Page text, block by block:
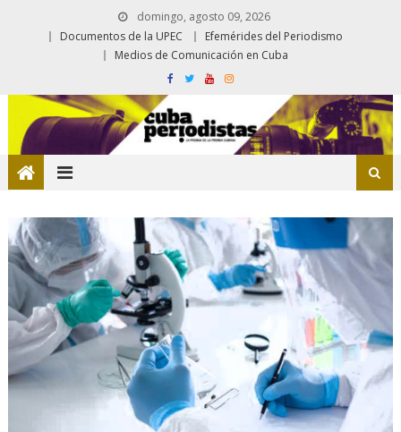
domingo, agosto 09, 2026
Documentos de la UPEC
Efemérides del Periodismo
Medios de Comunicación en Cuba